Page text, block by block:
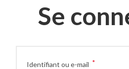
Se
Identifiant ou e-mail *